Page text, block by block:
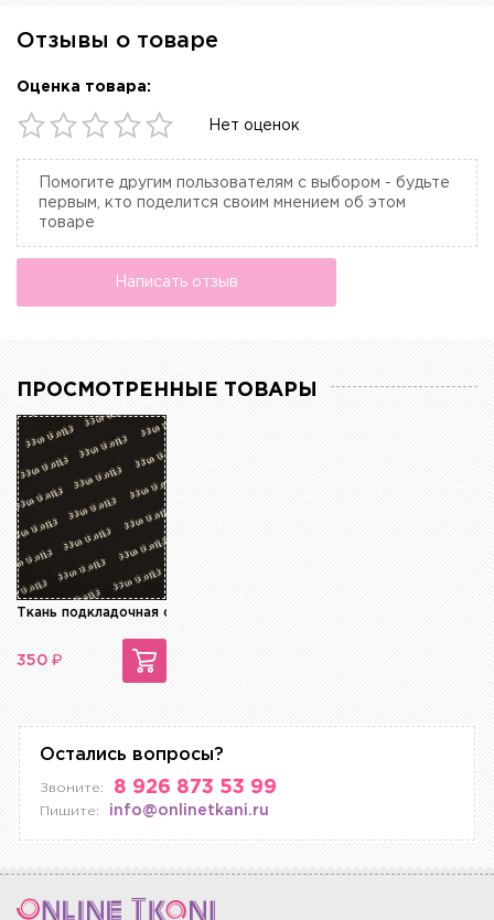
Отзывы о товаре
Оценка товара:
Нет оценок
Помогите другим пользователям с выбором - будьте
первым, кто поделится своим мнением об этом
товаре
Написать отзыв
ПРОСМОТРЕННЫЕ ТОВАРЫ
Ткань подкладочная стрейч
350 ₽
Остались вопросы?
Звоните: 8 926 873 53 99
Пишите: info@onlinetkani.ru